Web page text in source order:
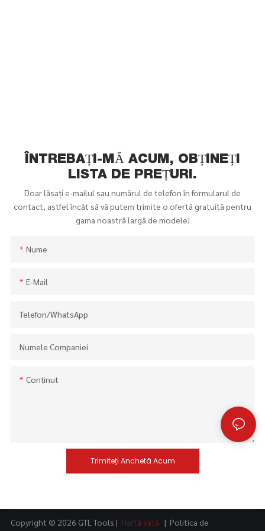
ÎNTREBAȚI-MĂ ACUM, OBȚINEȚI
LISTA DE PREȚURI.
Doar lăsați e-mailul sau numărul de telefon în formularul de
contact, astfel încât să vă putem trimite o ofertă gratuită pentru
gama noastră largă de modele!
Nume
E-Mail
Telefon/WhatsApp
Numele Companiei
Conţinut
Trimiteți Anchetă Acum
Copyright © 2026 GTL Tools | Hartă sată | Politica de